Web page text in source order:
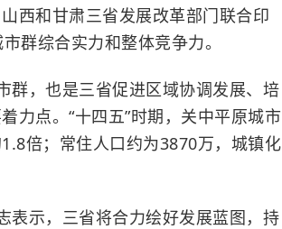
西和甘肃三省发展改革部门联合印
群综合实力和整体竞争力。
群，也是三省促进区域协调发展、培
力点。“十四五”时期，关中平原城市
倍；常住人口约为3870万，城镇化
表示，三省将合力绘好发展蓝图，持